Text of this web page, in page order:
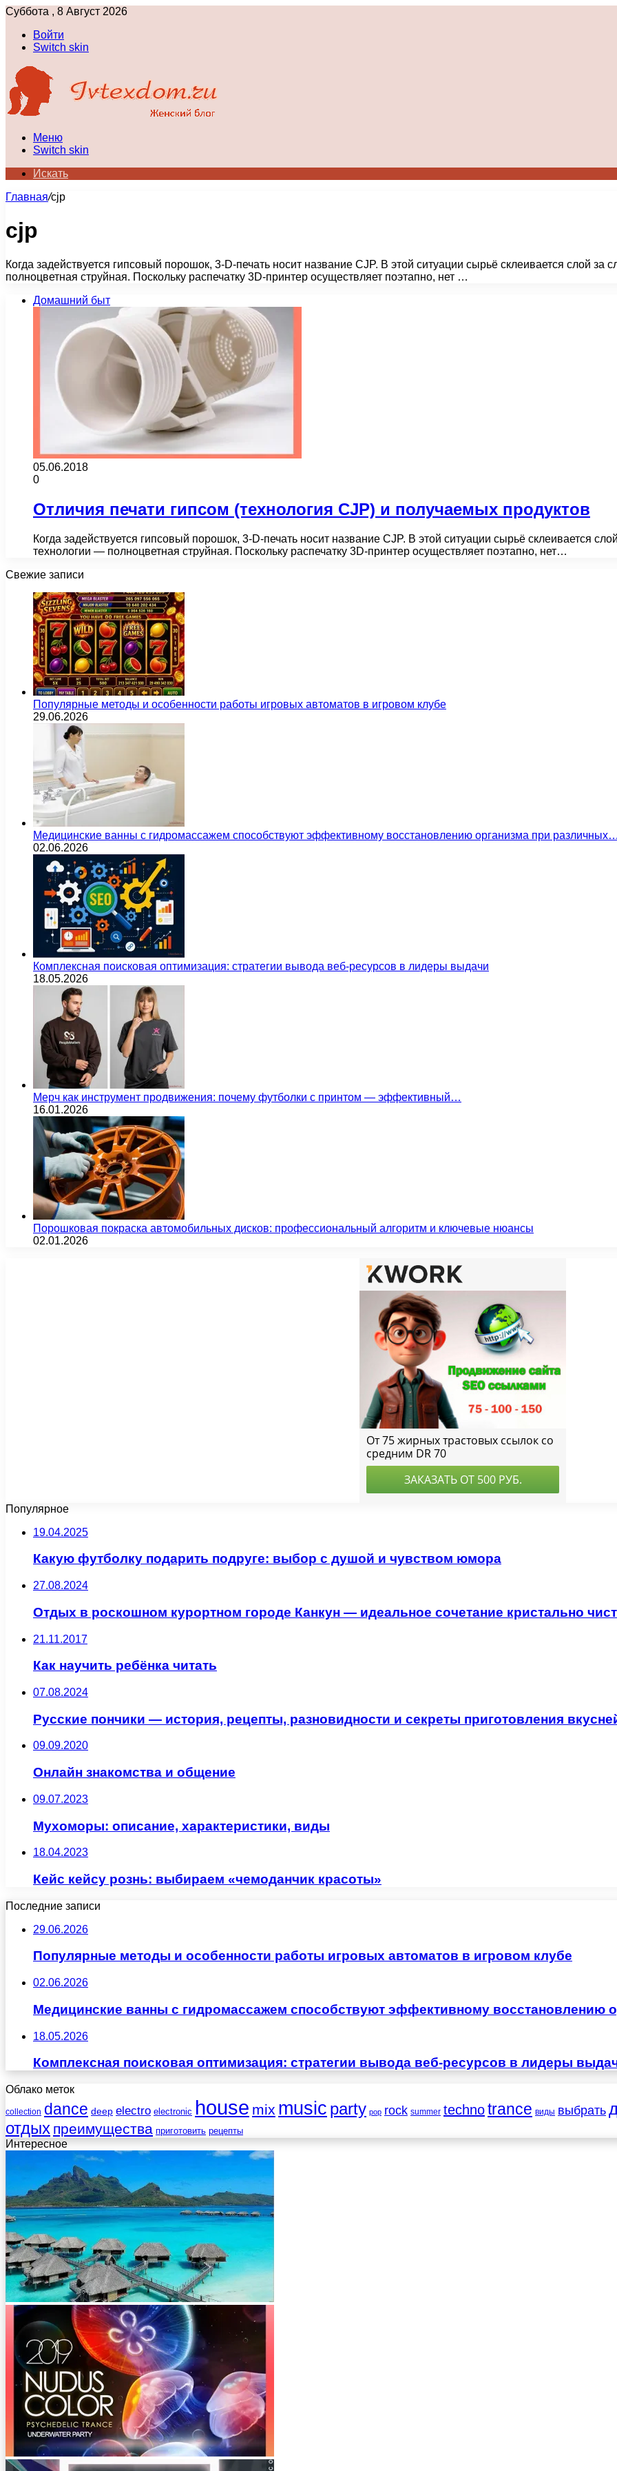
Суббота , 8 Август 2026
Войти
Switch skin
Меню
Switch skin
Искать
Главная/cjp
cjp
Когда задействуется гипсовый порошок, 3-D-печать носит название CJP. В этой ситуации сырьё склеивается слой
полноцветная струйная. Поскольку распечатку 3D-принтер осуществляет поэтапно, нет …
Домашний быт
05.06.2018
0
Отличия печати гипсом (технология CJP) и получаемых продуктов
Когда задействуется гипсовый порошок, 3-D-печать носит название CJP. В этой ситуации сырьё склеивается
технологии — полноцветная струйная. Поскольку распечатку 3D-принтер осуществляет поэтапно, нет…
Свежие записи
Популярные методы и особенности работы игровых автоматов в игровом клубе
29.06.2026
Медицинские ванны с гидромассажем способствуют эффективному восстановлению организма при
02.06.2026
Комплексная поисковая оптимизация: стратегии вывода веб-ресурсов в лидеры выдачи
18.05.2026
Мерч как инструмент продвижения: почему футболки с принтом — эффективный…
16.01.2026
Порошковая покраска автомобильных дисков: профессиональный алгоритм и ключевые нюансы
02.01.2026
Популярное
19.04.2025
Какую футболку подарить подруге: выбор с душой и чувством юмора
27.08.2024
Отдых в роскошном курортном городе Канкун — идеальное сочетание кристально
21.11.2017
Как научить ребёнка читать
07.08.2024
Русские пончики — история, рецепты, разновидности и секреты приготовления
09.09.2020
Онлайн знакомства и общение
09.07.2023
Мухоморы: описание, характеристики, виды
18.04.2023
Кейс кейсу рознь: выбираем «чемоданчик красоты»
Последние записи
29.06.2026
Популярные методы и особенности работы игровых автоматов в игровом клубе
02.06.2026
Медицинские ванны с гидромассажем способствуют эффективному восстановлению
18.05.2026
Комплексная поисковая оптимизация: стратегии вывода веб-ресурсов в лидеры
Облако меток
collection dance deep electro electronic house mix music party pop rock summer technotrance виды выбрать
отдых преимущества приготовить рецепты
Интересное